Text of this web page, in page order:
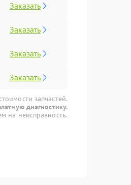
Заказать
Заказать
Заказать
Заказать
запчастей.
диагностику.
на неисправность.